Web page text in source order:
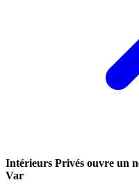
Intérieurs Privés ouvre un
Var